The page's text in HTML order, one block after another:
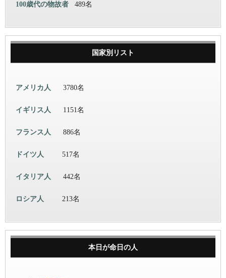
100歳代の物故者 489名
国家別リスト
アメリカ人 3780名
イギリス人 1151名
フランス人 886名
ドイツ人 517名
イタリア人 442名
ロシア人 213名
本日が命日の人